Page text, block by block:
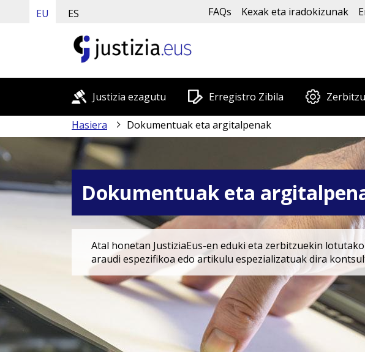
EU ES FAQs Kexak eta iradokizunak
Justizia ezagutu Erregistro Zibila
Hasiera Dokumentuak eta argitalpenak
Dokumentuak eta
Atal honetan JustiziaEus-en eduki eta zerbitzuekin
araudi espezifikoa edo artikulu espezializatuak dira